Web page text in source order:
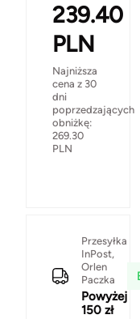
239.40
PLN
Najniższa
cena z 30
dni
poprzedzających
obniżkę:
269.30
PLN
Przesyłka
InPost,
Orlen
Paczka
Powyżej
150 zł